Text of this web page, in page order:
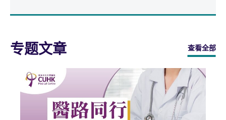
专题文章 查看全部